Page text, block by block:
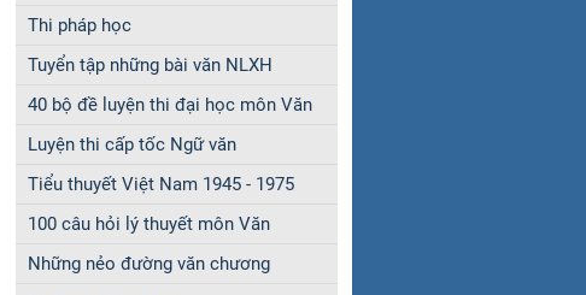
Thi pháp học
Tuyển tập những bài văn NLXH
40 bộ đề luyện thi đại học môn Văn
Luyện thi cấp tốc Ngữ văn
Tiểu thuyết Việt Nam 1945 - 1975
100 câu hỏi lý thuyết môn Văn
Những nẻo đường văn chương